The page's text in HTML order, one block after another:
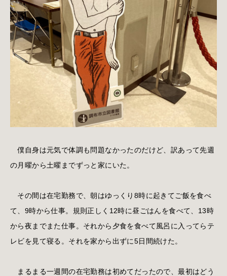
僕自身は元気で体調も問題なかったのだけど、訳あって先週
の月曜から土曜までずっと家にいた。
その間は在宅勤務で、朝はゆっくり8時に起きてご飯を食べ
て、9時から仕事。規則正しく12時に昼ごはんを食べて、13時
から夜までまた仕事。それから夕食を食べて風呂に入ってらテ
レビを見て寝る。それを家から出ずに5日間続けた。
まるまる一週間の在宅勤務は初めてだったので、最初はどう